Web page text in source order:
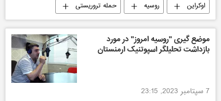
اوکراین روسیه حمله تروریستی
موضع گیری "روسیه امروز" در مورد
بازداشت تحلیلگر اسپوتنیک ارمنستان
7 سپتامبر 2023, 23:15